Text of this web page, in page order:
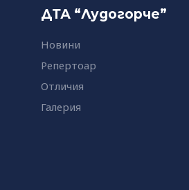
ДТА “Лудогорче”
Новини
Репертоар
Отличия
Галерия